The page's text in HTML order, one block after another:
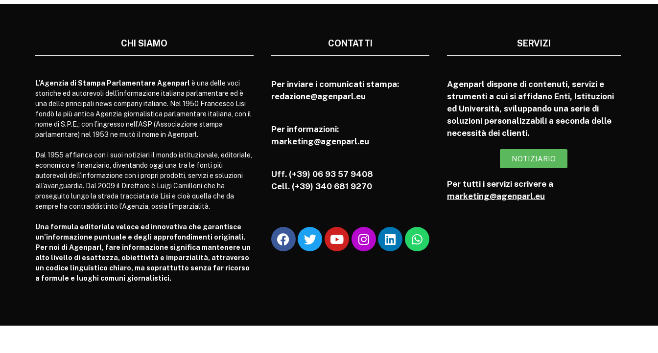
CHI SIAMO
L’Agenzia di Stampa Parlamentare Agenparl è una delle voci
storiche ed autorevoli dell’informazione italiana parlamentare ed è
una delle principali news company italiane. Nel 1950 Francesco Lisi
fondò la più antica Agenzia giornalistica parlamentare italiana, con il
nome di S.P.E.; con l’ingresso nell’ASP (Associazione stampa
parlamentare) nel 1953 ne mutò il nome in Agenparl.
Dal 1955 affianca con i suoi notiziari il mondo istituzionale, editoriale,
economico e finanziario, diventando oggi una tra le fonti più
autorevoli dell’informazione con i propri prodotti, servizi e soluzioni
all’avanguardia. Dal 2009 il Direttore è Luigi Camilloni che ha
proseguito lungo la strada tracciata da Lisi e cioè quella che da
sempre ha contraddistinto l’Agenzia, ossia l’imparzialità.
Una formula editoriale veloce ed innovativa che garantisce
un’informazione puntuale e degli approfondimenti originali.
Per noi di Agenparl, fare informazione significa mantenere un
alto livello di esattezza, obiettività e imparzialità, attraverso
un codice linguistico chiaro, ma soprattutto senza far ricorso
a formule e luoghi comuni giornalistici.
CONTATTI
Per inviare i comunicati stampa:
redazione@agenparl.eu
Per informazioni:
marketing@agenparl.eu
Uff. (+39) 06 93 57 9408
Cell. (+39) 340 681 9270
SERVIZI
Agenparl dispone di contenuti, servizi e
strumenti a cui si affidano Enti, Istituzioni
ed Università, sviluppando una serie di
soluzioni personalizzabili a seconda delle
necessità dei clienti.
NOTIZIARIO
Per tutti i servizi scrivere a
marketing@agenparl.eu